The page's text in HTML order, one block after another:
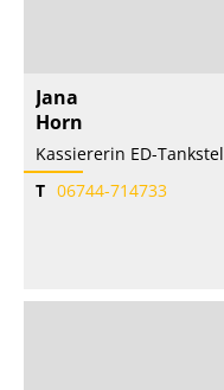
Jana
Horn
Kassiererin ED-
T 06744-714733